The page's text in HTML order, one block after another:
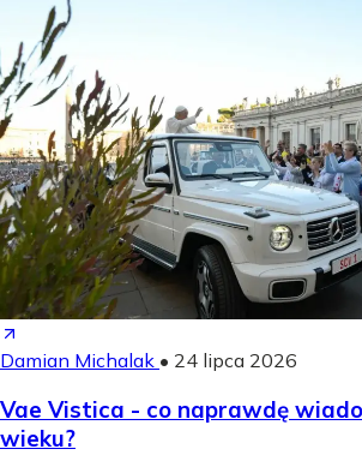
Damian Michalak • 24 lipca 2026
Vae Vistica - co naprawdę
wieku?